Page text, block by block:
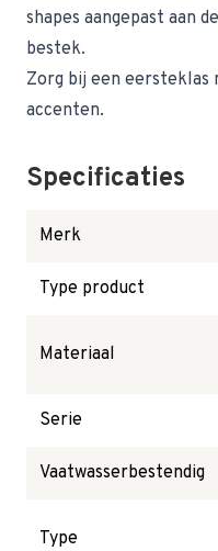
shapes aangepast aan
bestek.
Zorg bij een eersteklas
accenten.
Specificaties
Merk
Type product
Materiaal
Serie
Vaatwasserbestendig
Type